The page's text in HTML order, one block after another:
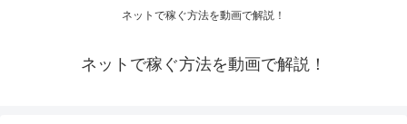
ネットで稼ぐ方法を動画で解説！
ネットで稼ぐ方法を動画で解説！